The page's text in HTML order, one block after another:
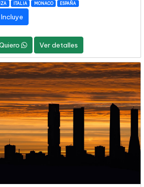
ITALIA MONACO ESPAÑA
Incluye
Ver detalles